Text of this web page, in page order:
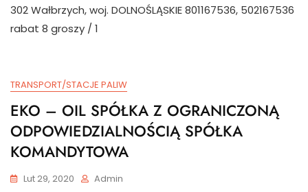
302 Wałbrzych, woj. DOLNOŚLĄSKIE 801167536, 502167536
rabat 8 groszy / 1
TRANSPORT/STACJE PALIW
EKO – OIL SPÓŁKA Z OGRANICZONĄ
ODPOWIEDZIALNOŚCIĄ SPÓŁKA
KOMANDYTOWA
Lut 29, 2020 Admin